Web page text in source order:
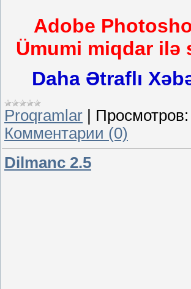
Adobe
Ümumi miqdar ilə
Daha Ətraflı
Proqramlar | Просмотров:
Комментарии (0)
Dilmanc 2.5